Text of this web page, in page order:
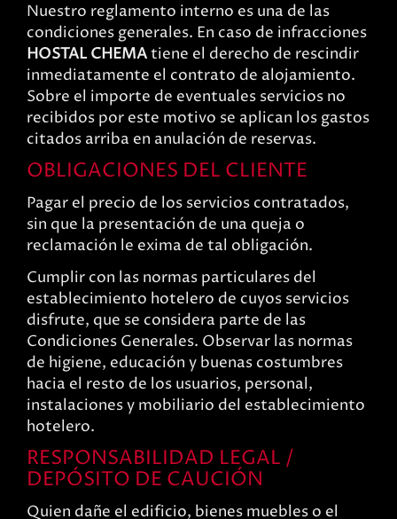
Nuestro reglamento interno es una de las
condiciones generales. En caso de infracciones
HOSTAL CHEMAtiene el derecho de rescindir
inmediatamente el contrato de alojamiento.
Sobre el importe de eventuales servicios no
recibidos por este motivo se aplican los gastos
citados arriba en anulación de reservas.
OBLIGACIONES DEL CLIENTE
Pagar el precio de los servicios contratados,
sin que la presentación de una queja o
reclamación le exima de tal obligación.
Cumplir con las normas particulares del
establecimiento hotelero de cuyos servicios
disfrute, que se considera parte de las
Condiciones Generales. Observar las normas
de higiene, educación y buenas costumbres
hacia el resto de los usuarios, personal,
instalaciones y mobiliario del establecimiento
hotelero.
RESPONSABILIDAD LEGAL /
DEPÓSITO DE CAUCIÓN
Quien dañe el edificio, bienes muebles o el